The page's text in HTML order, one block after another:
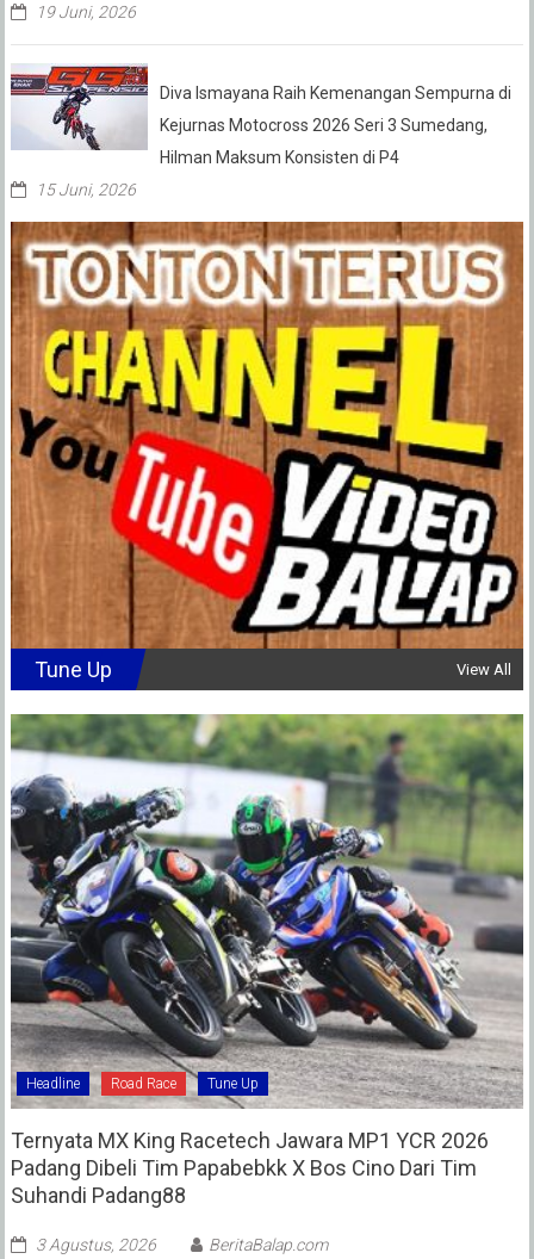
19 Juni, 2026
Diva Ismayana Raih Kemenangan Sempurna di
Kejurnas Motocross 2026 Seri 3 Sumedang,
Hilman Maksum Konsisten di P4
15 Juni, 2026
Tune Up View All
Headline Road Race Tune Up
Ternyata MX King Racetech Jawara MP1 YCR 2026
Padang Dibeli Tim Papabebkk X Bos Cino Dari Tim
Suhandi Padang88
3 Agustus, 2026 BeritaBalap.com